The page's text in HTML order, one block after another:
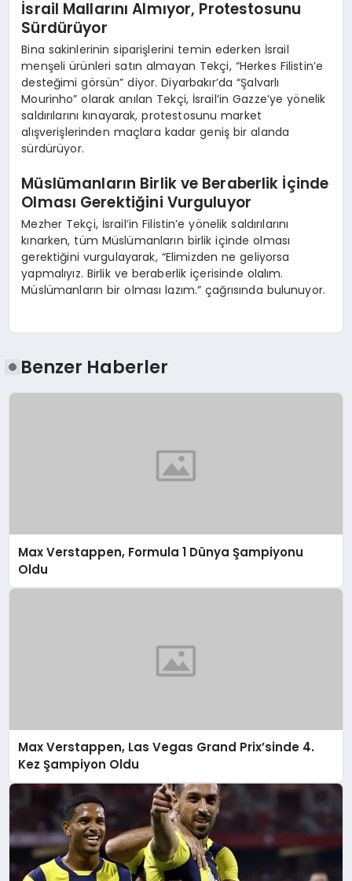
İsrail Mallarını Almıyor, Protestosunu
Sürdürüyor
Bina sakinlerinin siparişlerini temin ederken İsrail
menşeli ürünleri satın almayan Tekçi, “Herkes Filistin’e
desteğimi görsün” diyor. Diyarbakır’da “Şalvarlı
Mourinho” olarak anılan Tekçi, İsrail’in Gazze’ye yönelik
saldırılarını kınayarak, protestosunu market
alışverişlerinden maçlara kadar geniş bir alanda
sürdürüyor.
Müslümanların Birlik ve Beraberlik İçinde
Olması Gerektiğini Vurguluyor
Mezher Tekçi, İsrail’in Filistin’e yönelik saldırılarını
kınarken, tüm Müslümanların birlik içinde olması
gerektiğini vurgulayarak, “Elimizden ne geliyorsa
yapmalıyız. Birlik ve beraberlik içerisinde olalım.
Müslümanların bir olması lazım.” çağrısında bulunuyor.
Benzer Haberler
Max Verstappen, Formula 1 Dünya Şampiyonu
Oldu
Max Verstappen, Las Vegas Grand Prix’sinde 4.
Kez Şampiyon Oldu